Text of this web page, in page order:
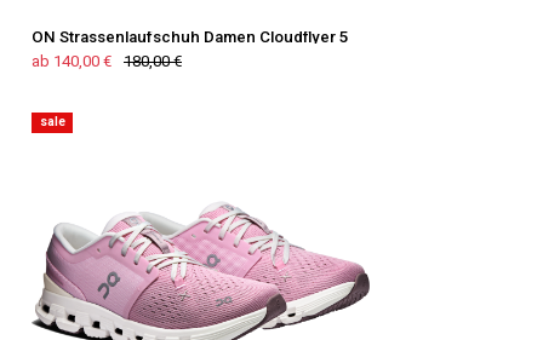
ON Strassenlaufschuh Damen Cloudflyer 5
ab 140,00 €
180,00 €
sale